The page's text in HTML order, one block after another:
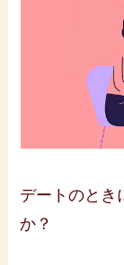
デートのとき
か？